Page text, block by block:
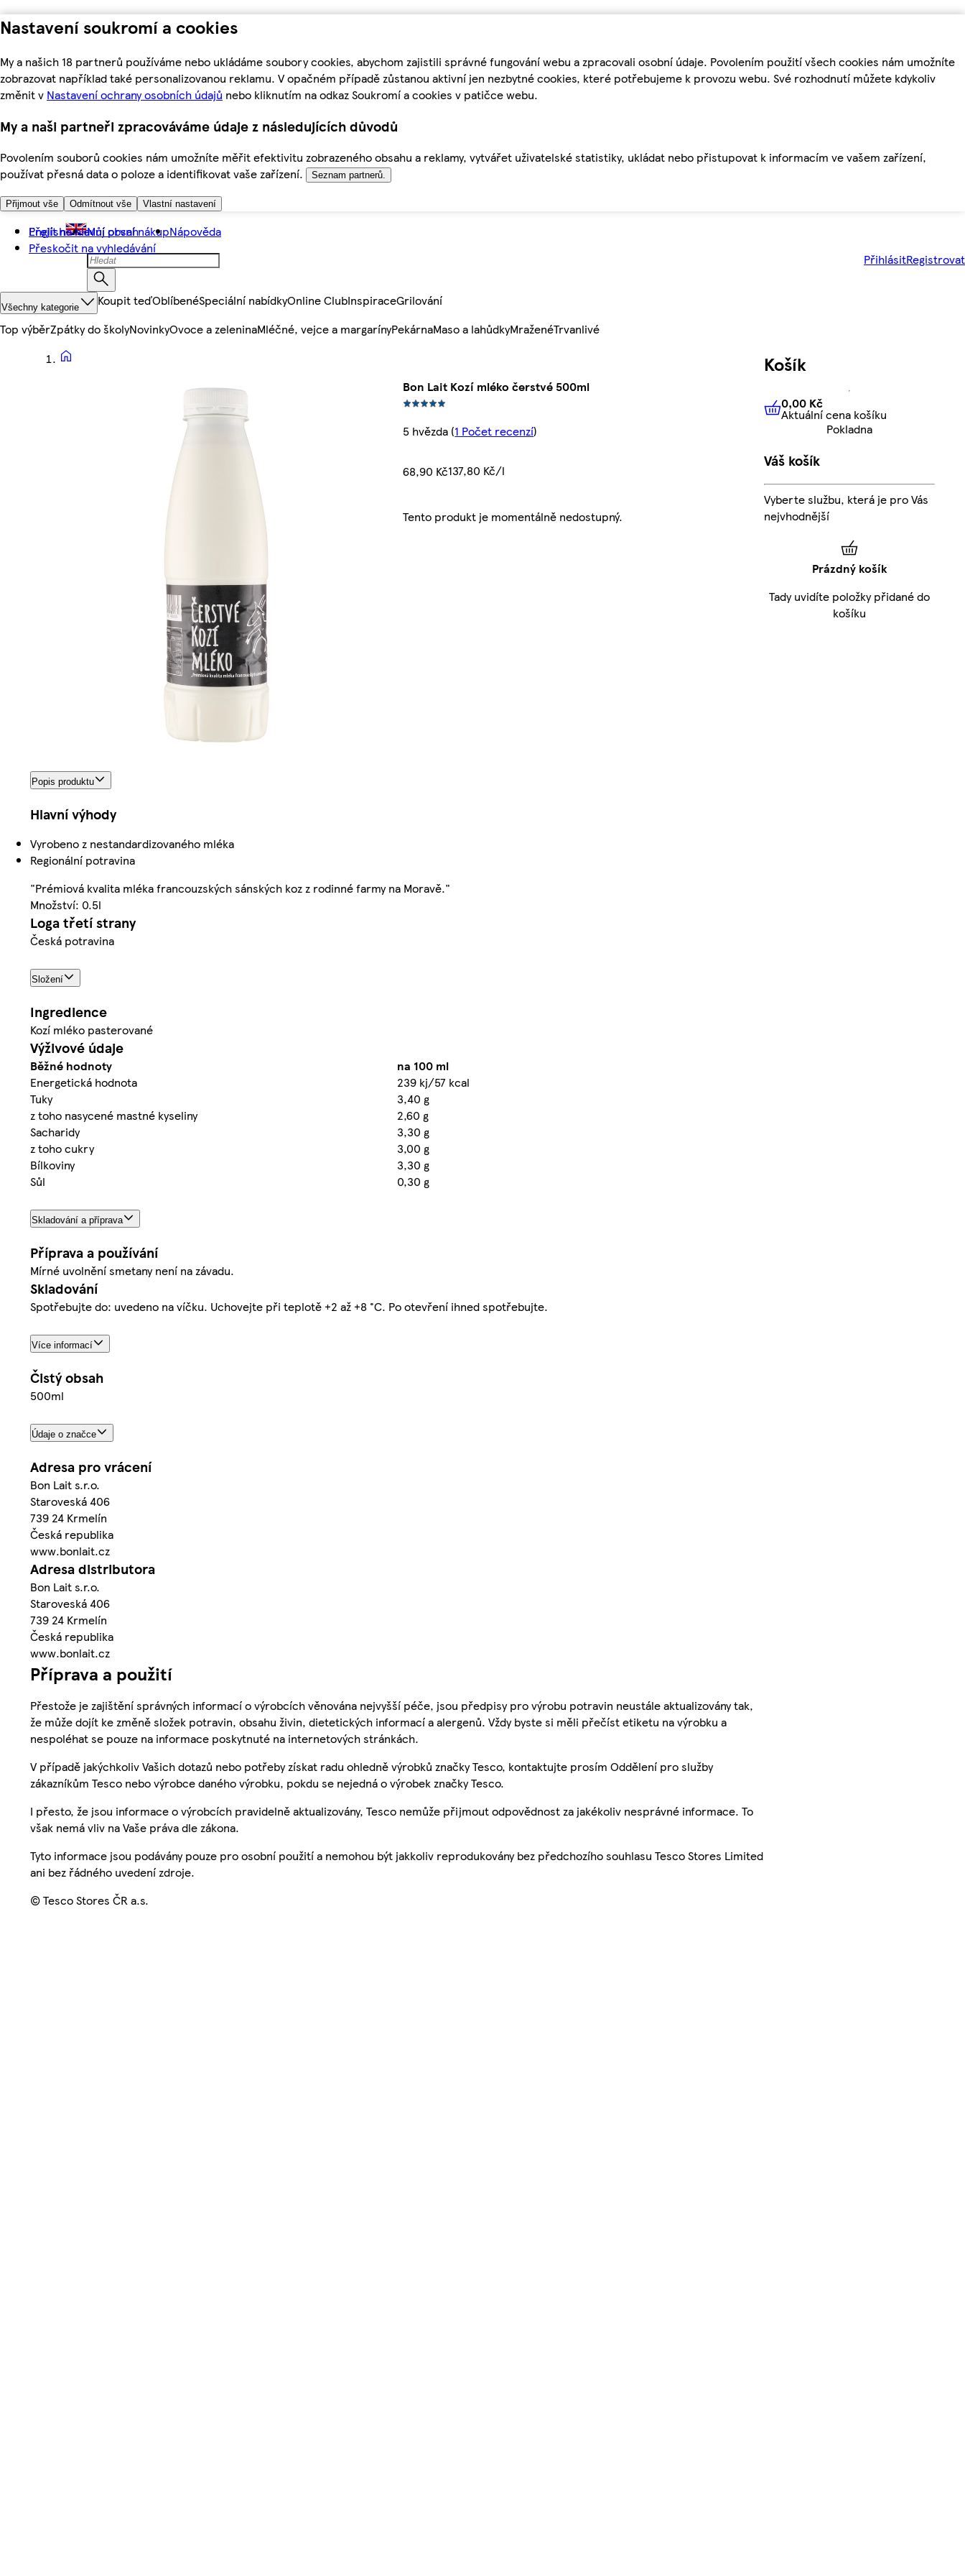
Nastavení soukromí a cookies
My a našich 18 partnerů používáme nebo ukládáme soubory cookies, abychom zajistili správné fungování webu a zpracovali osobní údaje. Povolením použití všech cookies nám umožníte
zobrazovat například také personalizovanou reklamu. V opačném případě zůstanou aktivní jen nezbytné cookies, které potřebujeme k provozu webu. Své rozhodnutí můžete kdykoliv
změnit v Nastavení ochrany osobních údajů nebo kliknutím na odkaz Soukromí a cookies v patičce webu.
My a naši partneři zpracováváme údaje z následujících důvodů
Povolením souborů cookies nám umožníte měřit efektivitu zobrazeného obsahu a reklamy, vytvářet uživatelské statistiky, ukládat nebo přistupovat k informacím ve vašem zařízení,
používat přesná data o poloze a identifikovat vaše zařízení.
Seznam partnerů.
Přijmout vše Odmítnout vše Vlastní nastavení
Přejít na hlavní obsah
Přeskočit na vyhledávání
English Můj první nákupNápověda
PřihlásitRegistrovat
Všechny kategorie Koupit teďOblíbenéSpeciální nabídkyOnline ClubInspiraceGrilování
Top výběrZpátky do školyNovinkyOvoce a zeleninaMléčné, vejce a margarínyPekárnaMaso a lahůdkyMraženéTrvanlivé
Bon Lait Kozí mléko čerstvé 500ml
5 hvězda (1 Počet recenzí)
68,90 Kč137,80 Kč/l
Tento produkt je momentálně nedostupný.
Popis produktu
Hlavní výhody
Vyrobeno z nestandardizovaného mléka
Regionální potravina
"Prémiová kvalita mléka francouzských sánských koz z rodinné farmy na Moravě."
Množství: 0.5l
Loga třetí strany
Česká potravina
Složení
Ingredience
Kozí mléko pasterované
Výživové údaje
Běžné hodnoty
na 100 ml
Energetická hodnota
239 kj/57 kcal
Tuky
3,40 g
z toho nasycené mastné kyseliny
2,60 g
Sacharidy
3,30 g
z toho cukry
3,00 g
Bílkoviny
3,30 g
Sůl
0,30 g
Skladování a příprava
Příprava a používání
Mírné uvolnění smetany není na závadu.
Skladování
Spotřebujte do: uvedeno na víčku. Uchovejte při teplotě +2 až +8 °C. Po otevření ihned spotřebujte.
Více informací
Čistý obsah
500ml
Údaje o značce
Adresa pro vrácení
Bon Lait s.r.o.
Staroveská 406
739 24 Krmelín
Česká republika
www.bonlait.cz
Adresa distributora
Bon Lait s.r.o.
Staroveská 406
739 24 Krmelín
Česká republika
www.bonlait.cz
Příprava a použití
Přestože je zajištění správných informací o výrobcích věnována nejvyšší péče, jsou předpisy pro výrobu potravin neustále aktualizovány tak,
že může dojít ke změně složek potravin, obsahu živin, dietetických informací a alergenů. Vždy byste si měli přečíst etiketu na výrobku a
nespoléhat se pouze na informace poskytnuté na internetových stránkách.
V případě jakýchkoliv Vašich dotazů nebo potřeby získat radu ohledně výrobků značky Tesco, kontaktujte prosím Oddělení pro služby
zákazníkům Tesco nebo výrobce daného výrobku, pokdu se nejedná o výrobek značky Tesco.
I přesto, že jsou informace o výrobcích pravidelně aktualizovány, Tesco nemůže přijmout odpovědnost za jakékoliv nesprávné informace. To
však nemá vliv na Vaše práva dle zákona.
Tyto informace jsou podávány pouze pro osobní použití a nemohou být jakkoliv reprodukovány bez předchozího souhlasu Tesco Stores Limited
ani bez řádného uvedení zdroje.
© Tesco Stores ČR a.s.
Košík
0,00 KčAktuální cena košíku
0,00 Kč
Aktuální cena košíku
Pokladna
Váš košík
Vyberte službu, která je pro Vás
nejvhodnější
Prázdný košík
Tady uvidíte položky přidané do
košíku